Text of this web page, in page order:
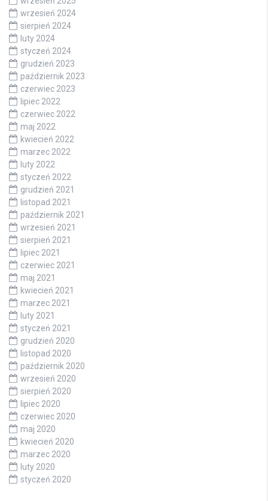
wrzesień 2024
sierpień 2024
luty 2024
styczeń 2024
grudzień 2023
październik 2023
czerwiec 2023
lipiec 2022
czerwiec 2022
maj 2022
kwiecień 2022
marzec 2022
luty 2022
styczeń 2022
grudzień 2021
listopad 2021
październik 2021
wrzesień 2021
sierpień 2021
lipiec 2021
czerwiec 2021
maj 2021
kwiecień 2021
marzec 2021
luty 2021
styczeń 2021
grudzień 2020
listopad 2020
październik 2020
wrzesień 2020
sierpień 2020
lipiec 2020
czerwiec 2020
maj 2020
kwiecień 2020
marzec 2020
luty 2020
styczeń 2020